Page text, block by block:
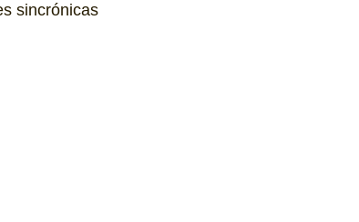
sincrónicas